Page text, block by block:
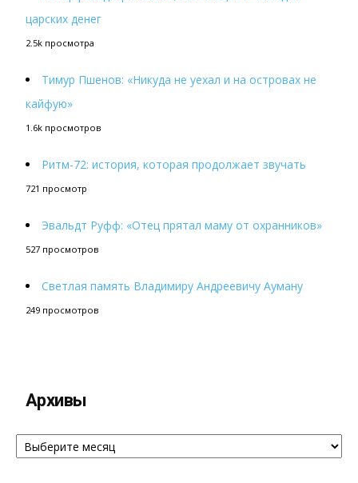
царских денег
2.5k просмотра
Тимур Пшенов: «Никуда не уехал и на островах не
кайфую»
1.6k просмотров
Ритм-72: история, которая продолжает звучать
721 просмотр
Эвальдт Руфф: «Отец прятал маму от охранников»
527 просмотров
Светлая память Владимиру Андреевичу Ауману
249 просмотров
Архивы
Архивы